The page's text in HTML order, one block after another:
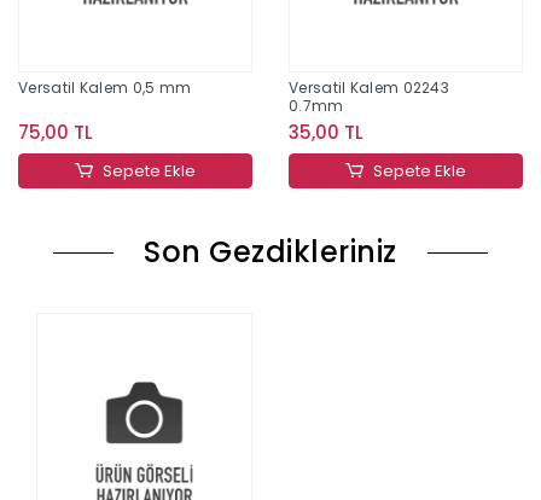
Versatil Kalem 0,5 mm
75,00 TL
Sepete Ekle
Versatil Kalem 02243
0.7mm
35,00 TL
Sepete Ekle
Son Gezdikleriniz